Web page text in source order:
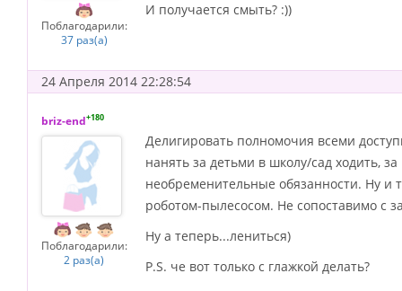
Поблагодарили:
37 раз(а)
И получается смыть? :))
24 Апреля 2014 22:28:54
briz-end+180
Поблагодарили:
2 раз(а)
Делигировать полномочия всеми
нанять за детьми в школу/сад ходить,
необременительные обязанности. Ну и
роботом-пылесосом. Не сопоставимо с
Ну а теперь...лениться)
P.S. че вот только с глажкой делать?